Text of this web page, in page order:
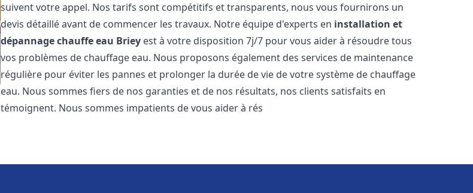
suivent votre appel. Nos tarifs sont compétitifs et transparents, nous vous fournirons un
devis détaillé avant de commencer les travaux. Notre équipe d'experts en installation et
dépannage chauffe eau Briey est à votre disposition 7j/7 pour vous aider à résoudre tous
vos problèmes de chauffage eau. Nous proposons également des services de maintenance
régulière pour éviter les pannes et prolonger la durée de vie de votre système de chauffage
eau. Nous sommes fiers de nos garanties et de nos résultats, nos clients satisfaits en
témoignent. Nous sommes impatients de vous aider à rés